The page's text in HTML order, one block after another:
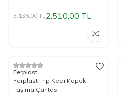
3.138,00TL2.510,00 TL
%25İndirim
Ferplast
Ferplast Trip Kedi Köpek
Taşıma Çantası